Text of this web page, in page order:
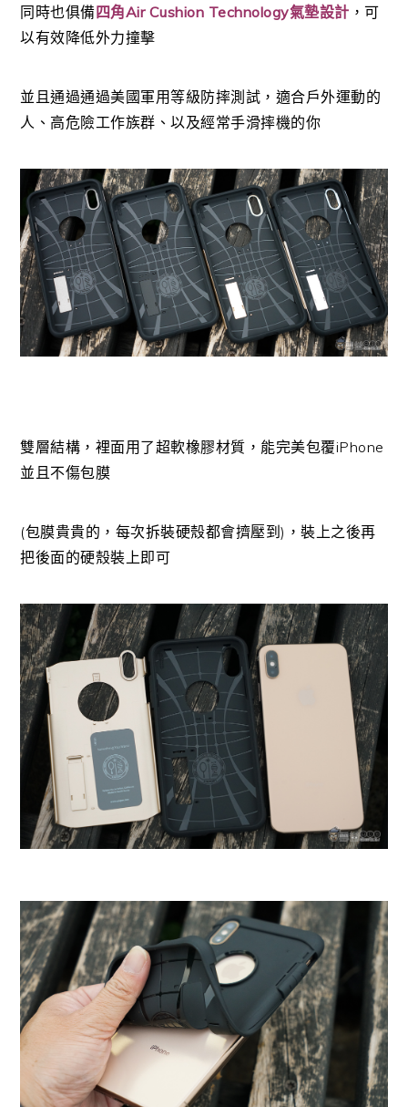
同時也俱備四角Air Cushion Technology氣墊設計 ，可
以有效降低外力撞擊
並且通過通過美國軍用等級防摔測試，適合戶外運動的
人、高危險工作族群、以及經常手滑摔機的你
雙層結構，裡面用了超軟橡膠材質，能完美包覆iPhone
並且不傷包膜
(包膜貴貴的，每次拆裝硬殼都會擠壓到)，裝上之後再
把後面的硬殼裝上即可